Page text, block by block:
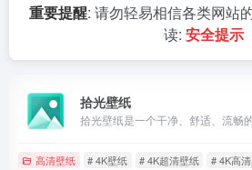
重要提醒: 请勿轻易相信各类网站
读: 安全提示
拾光壁纸
高清壁纸 # 4K壁纸 # 4K超清壁纸 # 4K高